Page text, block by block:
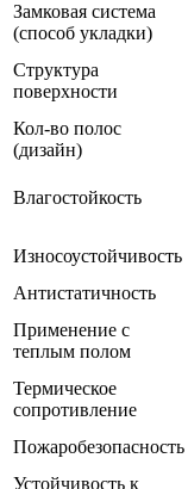
Замковая система
(способ укладки)
Структура
поверхности
Кол-во полос
(дизайн)
Влагостойкость
Износоустойчивость
Антистатичность
Применение с
теплым полом
Термическое
сопротивление
Пожаробезопасность
Устойчивость к